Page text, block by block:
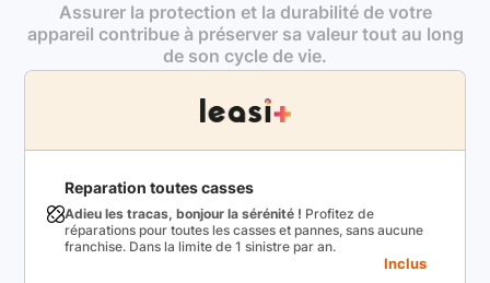
Assurer la protection et la durabilité de votre
appareil contribue à préserver sa valeur tout au long
de son cycle de vie.
Reparation toutes casses
Adieu les tracas, bonjour la sérénité ! Profitez de
réparations pour toutes les casses et pannes, sans aucune
franchise. Dans la limite de 1 sinistre par an.
Inclus